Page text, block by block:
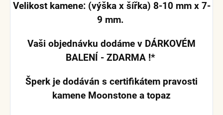
Velikost kamene: (výška x šířka) 8-10 mm x 7-
9 mm.
Vaši objednávku dodáme v DÁRKOVÉM
BALENÍ - ZDARMA !*
Šperk je dodáván s certifikátem pravosti
kamene Moonstone a topaz